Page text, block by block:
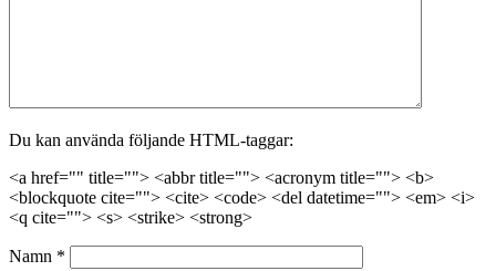
Du kan använda följande HTML-taggar:
<a href="" title=""> <abbr title=""> <acronym title=""> <b>
<blockquote cite=""> <cite> <code> <del datetime=""> <em> <i>
<q cite=""> <s> <strike> <strong>
Namn *